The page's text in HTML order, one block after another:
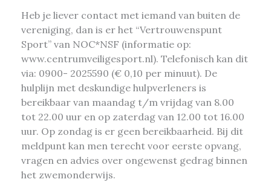
Heb je liever contact met iemand van buiten de
vereniging, dan is er het “Vertrouwenspunt
Sport” van NOC*NSF (informatie op:
www.centrumveiligesport.nl). Telefonisch kan dit
via: 0900- 2025590 (€ 0,10 per minuut). De
hulplijn met deskundige hulpverleners is
bereikbaar van maandag t/m vrijdag van 8.00
tot 22.00 uur en op zaterdag van 12.00 tot 16.00
uur. Op zondag is er geen bereikbaarheid. Bij dit
meldpunt kan men terecht voor eerste opvang,
vragen en advies over ongewenst gedrag binnen
het zwemonderwijs.